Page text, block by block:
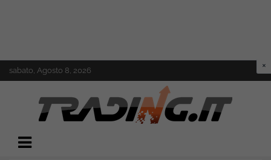
to
sabato, Agosto 8, 2026
Trading.it